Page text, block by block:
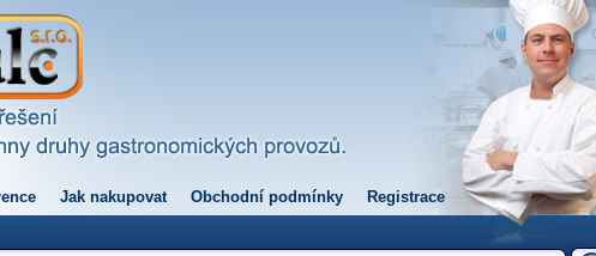
Jak nakupovat Obchodní podmínky Registrace